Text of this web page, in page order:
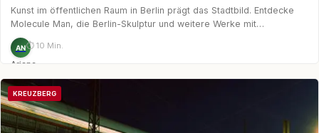
Kunst im öffentlichen Raum in Berlin prägt das Stadtbild. Entdecke
Molecule Man, die Berlin-Skulptur und weitere Werke mit…
AN
Ariane
Nagel
⏱ 10 Min.
KREUZBERG